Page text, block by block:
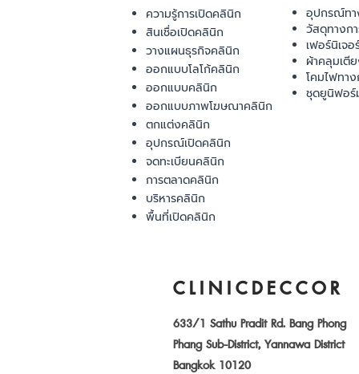
ความรู้การเปิดคลินิก
สินเชื่อเปิดคลินิก
วางแผนธุรกิจคลินิก
ออกแบบโลโก้คลินิก
ออกแบบคลินิก
ออกแบบภาพโฆษณาคลินิก
ตกแต่งคลินิก
อุปกรณ์เปิดคลินิก
จดทะเบียนคลินิก
การตลาดคลินิก
บริหารคลินิก
พื้นที่เปิดคลินิก
อุปกรณ์ทา
วัสดุทางก
เฟอร์นิเจ
ผ้าคลุมเตี
โคมไฟทา
ชุดยูนิฟอร์
CLINICDECCOR
633/1 Sathu Pradit Rd. Bang Phong
Phang Sub-District, Yannawa District
Bangkok 10120